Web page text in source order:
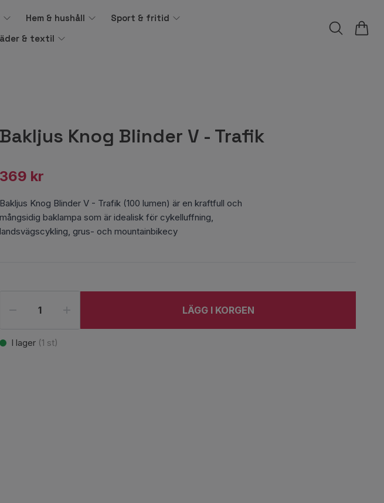
Hem & hushåll
Sport & fritid
& textil
Bakljus Knog Blinder V - Trafik
369 kr
Bakljus Knog Blinder V - Trafik (100 lumen) är en kraftfull och
mångsidig baklampa som är idealisk för cykelluffning,
landsvägscykling, grus- och mountainbikecy
LÄGG I KORGEN
I lager (1 st)